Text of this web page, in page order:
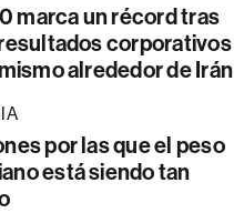
marca un récord tras
corporativos
alrededor de Irán
por las que el peso
está siendo tan